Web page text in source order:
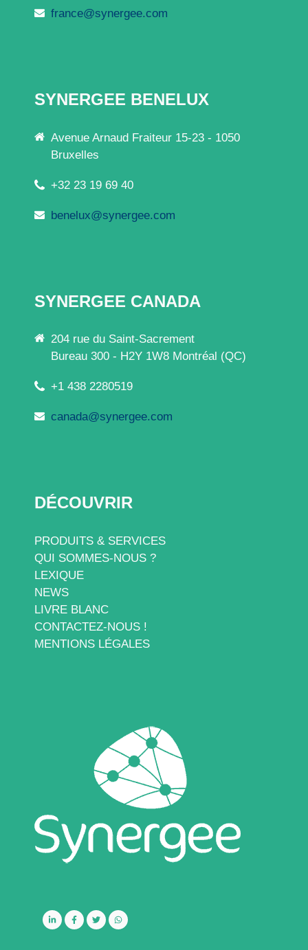
france@synergee.com
SYNERGEE BENELUX
Avenue Arnaud Fraiteur 15-23 - 1050
Bruxelles
+32 23 19 69 40
benelux@synergee.com
SYNERGEE CANADA
204 rue du Saint-Sacrement
Bureau 300 - H2Y 1W8 Montréal (QC)
+1 438 2280519
canada@synergee.com
DÉCOUVRIR
PRODUITS & SERVICES
QUI SOMMES-NOUS ?
LEXIQUE
NEWS
LIVRE BLANC
CONTACTEZ-NOUS !
MENTIONS LÉGALES